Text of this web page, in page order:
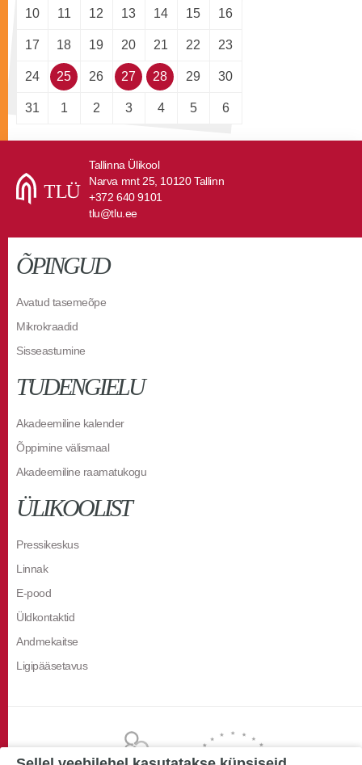
10 11 12 13 14 15 16
17 18 19 20 21 22 23
24 25 26 27 28 29 30
31 1 2 3 4 5 6
Tallinna Ülikool
Narva mnt 25, 10120 Tallinn
+372 640 9101
tlu@tlu.ee
ÕPINGUD
Avatud tasemeõpe
Mikrokraadid
Sisseastumine
TUDENGIELU
Akadeemiline kalender
Õppimine välismaal
Akadeemiline raamatukogu
ÜLIKOOLIST
Pressikeskus
Linnak
E-pood
Üldkontaktid
Andmekaitse
Ligipääsetavus